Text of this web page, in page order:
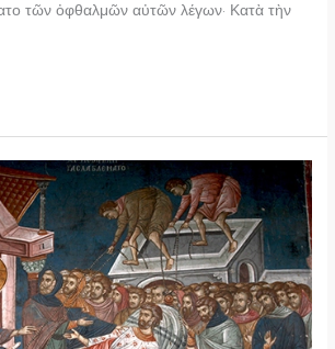
τῶν ὀφθαλμῶν αὐτῶν λέγων· Κατὰ τὴν